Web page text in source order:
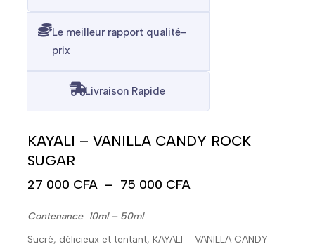
Le meilleur rapport qualité-
prix
Livraison Rapide
KAYALI – VANILLA CANDY ROCK
SUGAR
27 000 CFA – 75 000 CFA
Contenance 10ml – 50ml
Sucré, délicieux et tentant, KAYALI – VANILLA CANDY